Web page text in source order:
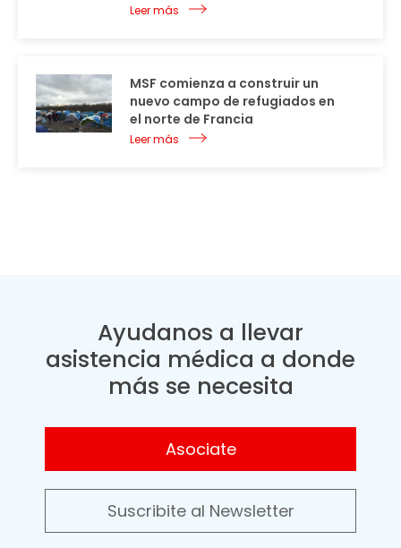
Leer más
MSF comienza a construir un
nuevo campo de refugiados en
el norte de Francia
Leer más
Ayudanos a llevar
asistencia médica a donde
más se necesita
Asociate
Suscribite al Newsletter